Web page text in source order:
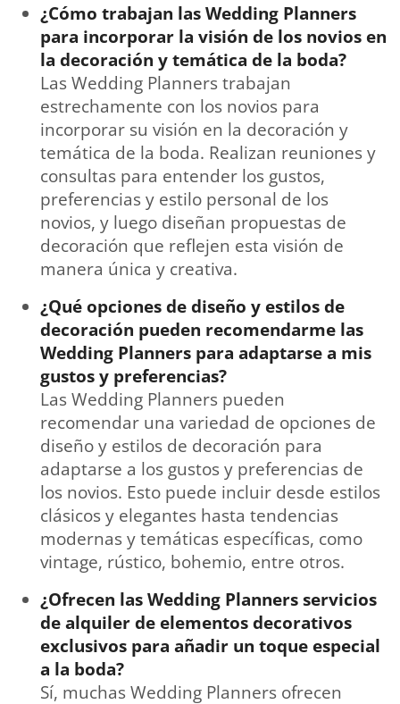
¿Cómo trabajan las Wedding Planners
para incorporar la visión de los novios en
la decoración y temática de la boda?
Las Wedding Planners trabajan
estrechamente con los novios para
incorporar su visión en la decoración y
temática de la boda. Realizan reuniones y
consultas para entender los gustos,
preferencias y estilo personal de los
novios, y luego diseñan propuestas de
decoración que reflejen esta visión de
manera única y creativa.
¿Qué opciones de diseño y estilos de
decoración pueden recomendarme las
Wedding Planners para adaptarse a mis
gustos y preferencias?
Las Wedding Planners pueden
recomendar una variedad de opciones de
diseño y estilos de decoración para
adaptarse a los gustos y preferencias de
los novios. Esto puede incluir desde estilos
clásicos y elegantes hasta tendencias
modernas y temáticas específicas, como
vintage, rústico, bohemio, entre otros.
¿Ofrecen las Wedding Planners servicios
de alquiler de elementos decorativos
exclusivos para añadir un toque especial
a la boda?
Sí, muchas Wedding Planners ofrecen